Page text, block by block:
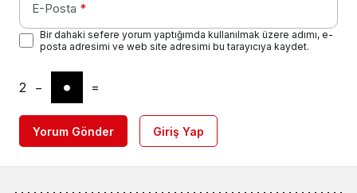
E-Posta *
Bir dahaki sefere yorum yaptığımda kullanılmak üzere adımı, e-
posta adresimi ve web site adresimi bu tarayıcıya kaydet.
2 − =
Yorum Gönder Giriş Yap